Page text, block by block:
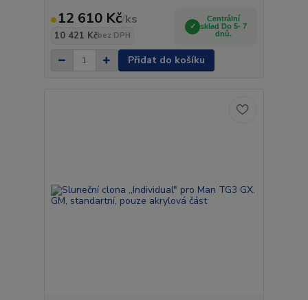
12 610 Kč/ks
10 421 Kčbez DPH
Centrální
sklad Do 5- 7
dnů.
Přidat do košíku